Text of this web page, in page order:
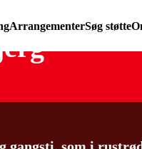
ArrangementerSøg støtte